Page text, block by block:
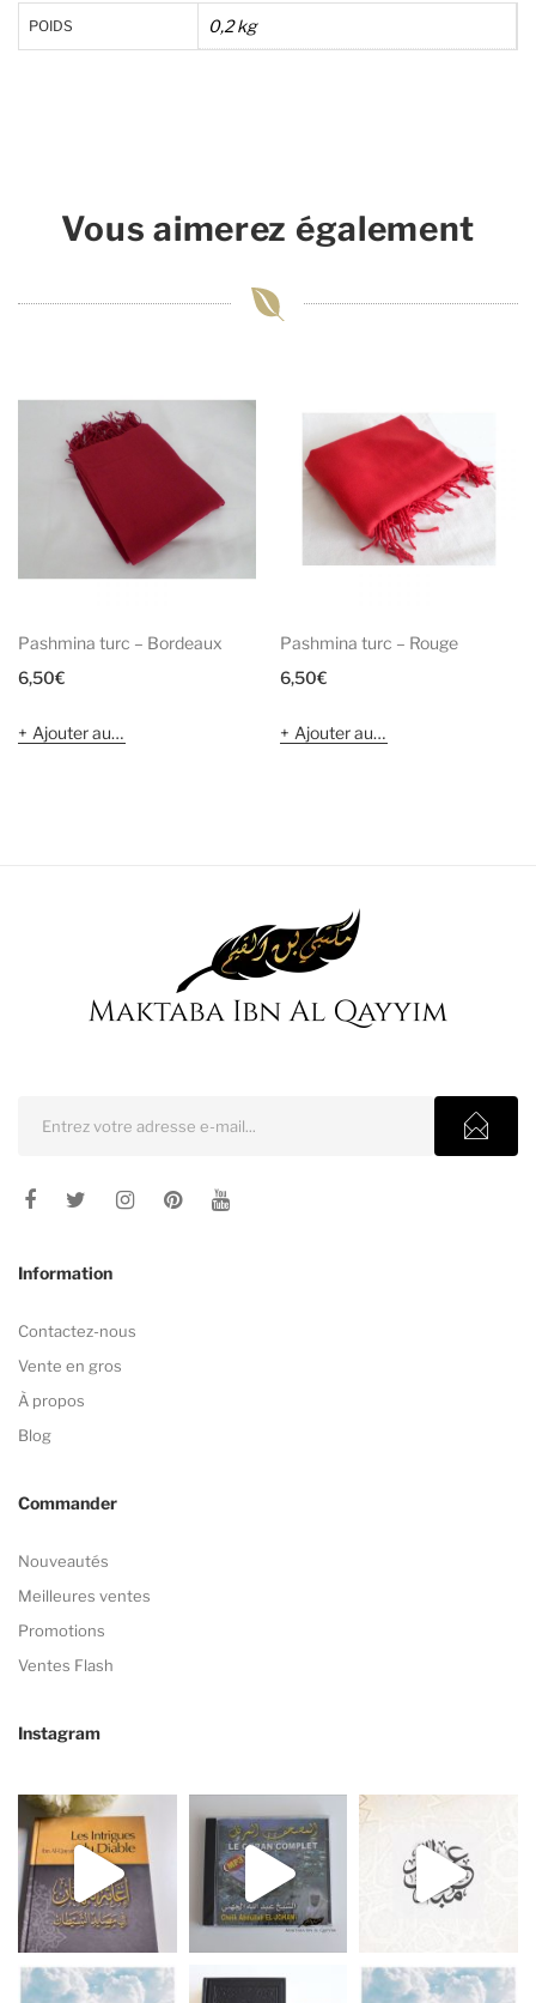
POIDS 0,2 kg
Vous aimerez également
Pashmina turc – Bordeaux
6,50€
Ajouter au panier
Pashmina turc – Rouge
6,50€
Ajouter au panier
Information
Contactez-nous
Vente en gros
À propos
Blog
Commander
Nouveautés
Meilleures ventes
Promotions
Ventes Flash
Instagram